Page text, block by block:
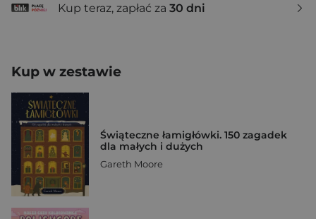
Kup teraz, zapłać za 30 dni
Kup w zestawie
Świąteczne łamigłówki. 150 zagadek
dla małych i dużych
Gareth Moore